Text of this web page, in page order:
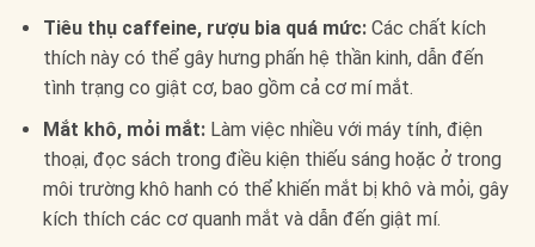
Tiêu thụ caffeine, rượu bia quá mức:Các chất kích
thích này có thể gây hưng phấn hệ thần kinh, dẫn đến
tình trạng co giật cơ, bao gồm cả cơ mí mắt.
Mắt khô, mỏi mắt:Làm việc nhiều với máy tính, điện
thoại, đọc sách trong điều kiện thiếu sáng hoặc ở trong
môi trường khô hanh có thể khiến mắt bị khô và mỏi, gây
kích thích các cơ quanh mắt và dẫn đến giật mí.